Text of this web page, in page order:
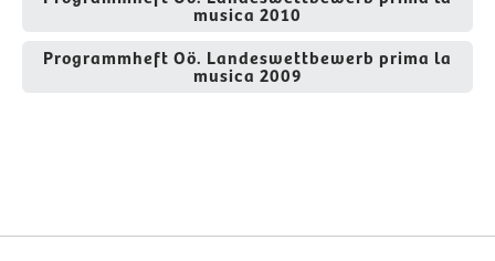
musica 2010
Programmheft Oö. Landeswettbewerb prima la
musica 2009